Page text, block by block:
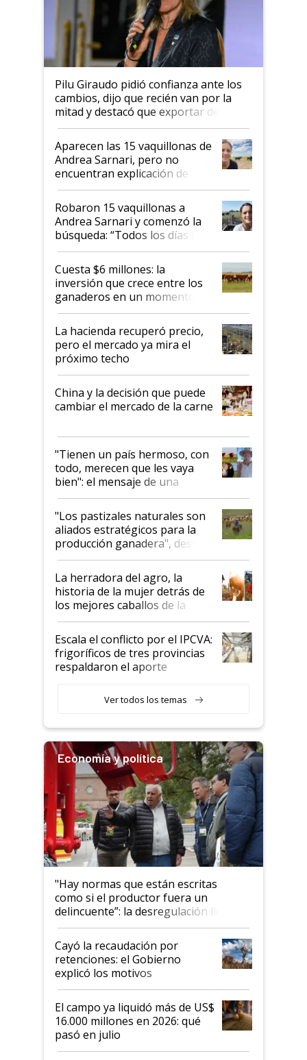
Pilu Giraudo pidió confianza ante los
cambios, dijo que recién van por la
mitad y destacó que exportar dejó de
ser "para unos pocos": "Tenemos un
mandato muy claro del gobierno
nacional"
Aparecen las 15 vaquillonas de
Andrea Sarnari, pero no
encuentran explicación de
cómo llegaron allí
Robaron 15 vaquillonas a
Andrea Sarnari y comenzó la
búsqueda: “Todos los días le
toca a algún productor”
Cuesta $6 millones: la
inversión que crece entre los
ganaderos en un momento
histórico para la actividad
La hacienda recuperó precio,
pero el mercado ya mira el
próximo techo
China y la decisión que puede
cambiar el mercado de la carne
"Tienen un país hermoso, con
todo, merecen que les vaya
bien": el mensaje de una
ganadera uruguaya sobre las
oportunidades que se abren
para el agro en Argentina, con
foco en la carne
"Los pastizales naturales son
aliados estratégicos para la
producción ganadera", destaca
la iniciativa que ya reúne a 46
establecimientos en Argentina
La herradora del agro, la
historia de la mujer detrás de
los mejores caballos de la
Argentina y los mitos que
todavía hacen sufrir a estos
animales: "Mientras me
descalificaban, yo seguí
haciendo currículum"
Escala el conflicto por el IPCVA:
frigoríficos de tres provincias
respaldaron el aporte
Ver todos los temas
Economía y política
"Hay normas que están escritas
como si el productor fuera un
delincuente”: la desregulación llegó
al Congreso Aapresid y hasta se
habló del financiamiento al IPCVA
Cayó la recaudación por
retenciones: el Gobierno
explicó los motivos
El campo ya liquidó más de US$
16.000 millones en 2026: qué
pasó en julio